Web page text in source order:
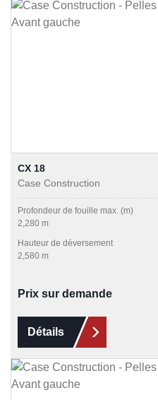
CX 18
Case Construction
Profondeur de fouille max. (m)
2,280 m
Hauteur de déversement
2,580 m
Prix sur demande
Détails